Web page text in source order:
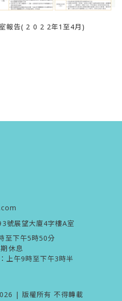
報告( 2 0 2 2年1至4月)
號展望大廈4字樓A室
至下午5時50分
休息
上午9時至下午3時半
| 版權所有 不得轉載